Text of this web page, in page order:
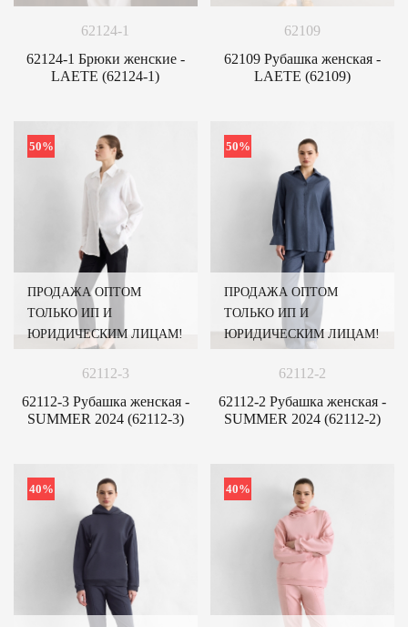
62124-1
62124-1 Брюки женские -
LAETE (62124-1)
62109
62109 Рубашка женская -
LAETE (62109)
50%
ПРОДАЖА ОПТОМ
ТОЛЬКО ИП И
ЮРИДИЧЕСКИМ ЛИЦАМ!
62112-3
62112-3 Рубашка женская -
SUMMER 2024 (62112-3)
50%
ПРОДАЖА ОПТОМ
ТОЛЬКО ИП И
ЮРИДИЧЕСКИМ ЛИЦАМ!
62112-2
62112-2 Рубашка женская -
SUMMER 2024 (62112-2)
40% 40%